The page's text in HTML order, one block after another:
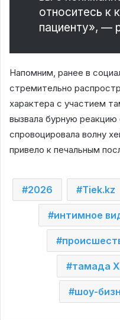
относитесь к
пациенту», —
Напомним, ранее в
стремительно
характера с участием
вызвала бурную
спровоцировала волну
привело к печальным
2026 Tiek.kz
интимное
тамада
шоу-